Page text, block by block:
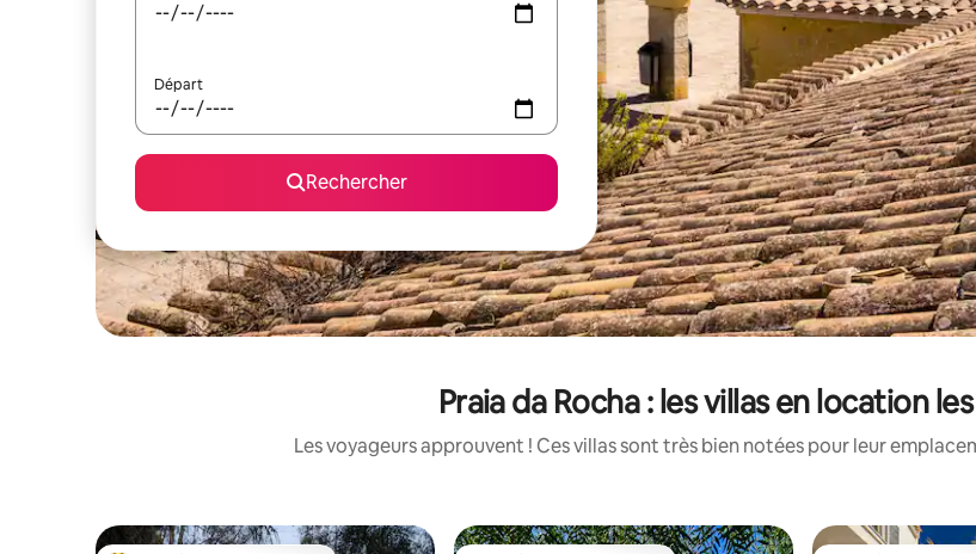
Départ
Rechercher
Praia da Rocha : les villas en location
Les voyageurs approuvent ! Ces villas sont très bien notées pour leur